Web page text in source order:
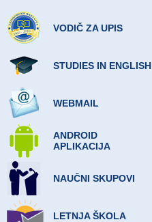
VODIČ ZA UPIS
STUDIES IN ENGLISH
WEBMAIL
ANDROID
APLIKACIJA
NAUČNI SKUPOVI
LETNJA ŠKOLA